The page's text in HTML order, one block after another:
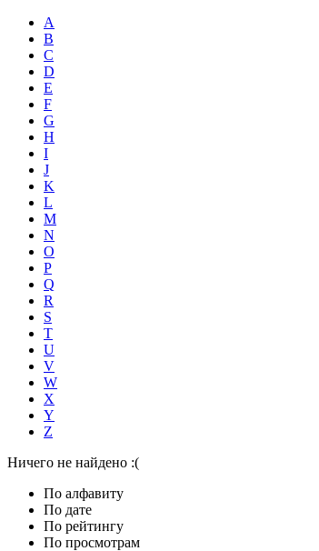
A
B
C
D
E
F
G
H
I
J
K
L
M
N
O
P
Q
R
S
T
U
V
W
X
Y
Z
Ничего не найдено :(
По алфавиту
По дате
По рейтингу
По просмотрам